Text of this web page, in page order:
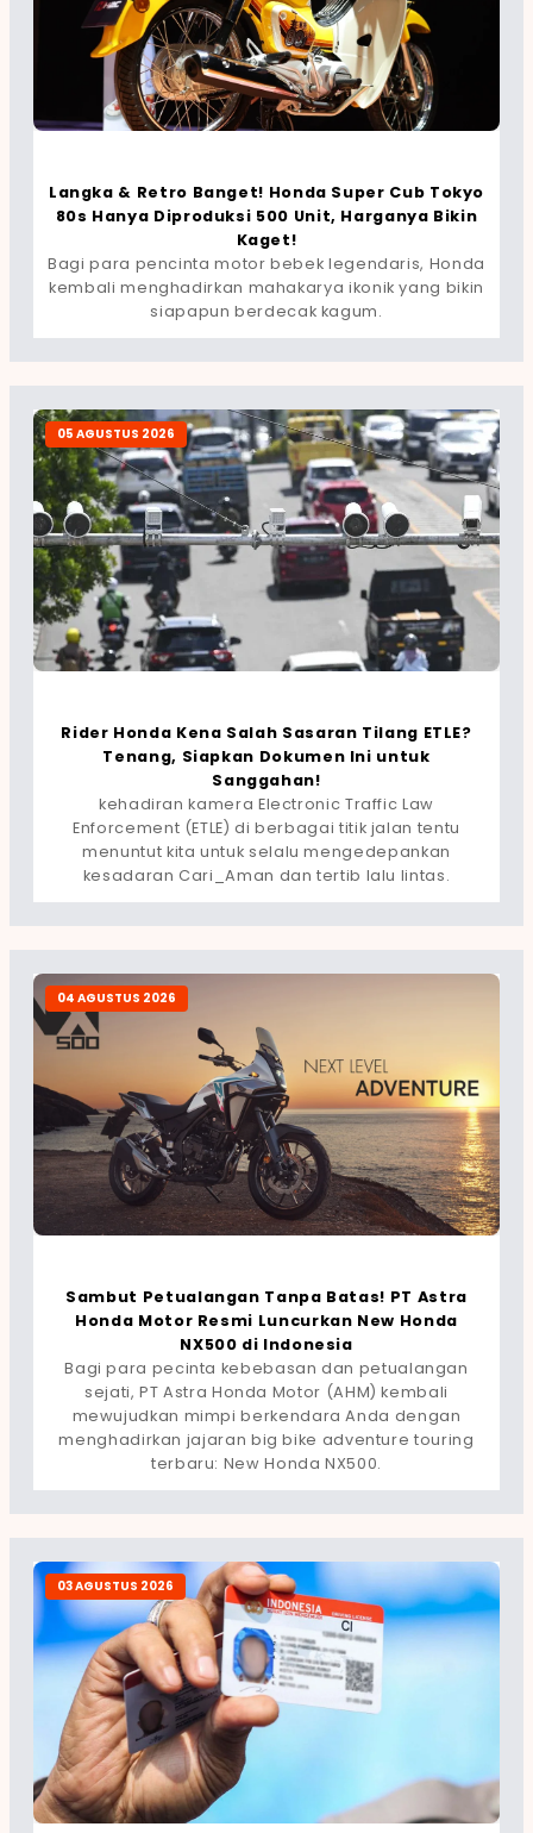
Langka & Retro Banget! Honda Super Cub Tokyo
80s Hanya Diproduksi 500 Unit, Harganya Bikin
Kaget!
Bagi para pencinta motor bebek legendaris, Honda
kembali menghadirkan mahakarya ikonik yang bikin
siapapun berdecak kagum.
05 AGUSTUS 2026
Rider Honda Kena Salah Sasaran Tilang ETLE?
Tenang, Siapkan Dokumen Ini untuk
Sanggahan!
kehadiran kamera Electronic Traffic Law
Enforcement (ETLE) di berbagai titik jalan tentu
menuntut kita untuk selalu mengedepankan
kesadaran Cari_Aman dan tertib lalu lintas.
04 AGUSTUS 2026
Sambut Petualangan Tanpa Batas! PT Astra
Honda Motor Resmi Luncurkan New Honda
NX500 di Indonesia
Bagi para pecinta kebebasan dan petualangan
sejati, PT Astra Honda Motor (AHM) kembali
mewujudkan mimpi berkendara Anda dengan
menghadirkan jajaran big bike adventure touring
terbaru: New Honda NX500.
03 AGUSTUS 2026